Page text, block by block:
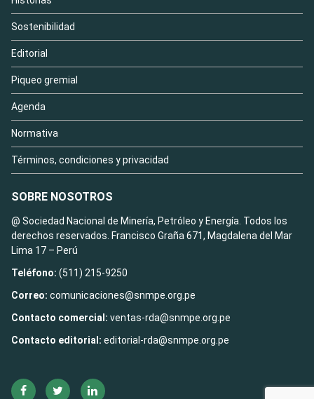
Sostenibilidad
Editorial
Piqueo gremial
Agenda
Normativa
Términos, condiciones y privacidad
SOBRE NOSOTROS
@ Sociedad Nacional de Minería, Petróleo y Energía. Todos los
derechos reservados. Francisco Graña 671, Magdalena del Mar
Lima 17 – Perú
Teléfono: (511) 215-9250
Correo: comunicaciones@snmpe.org.pe
Contacto comercial: ventas-rda@snmpe.org.pe
Contacto editorial: editorial-rda@snmpe.org.pe